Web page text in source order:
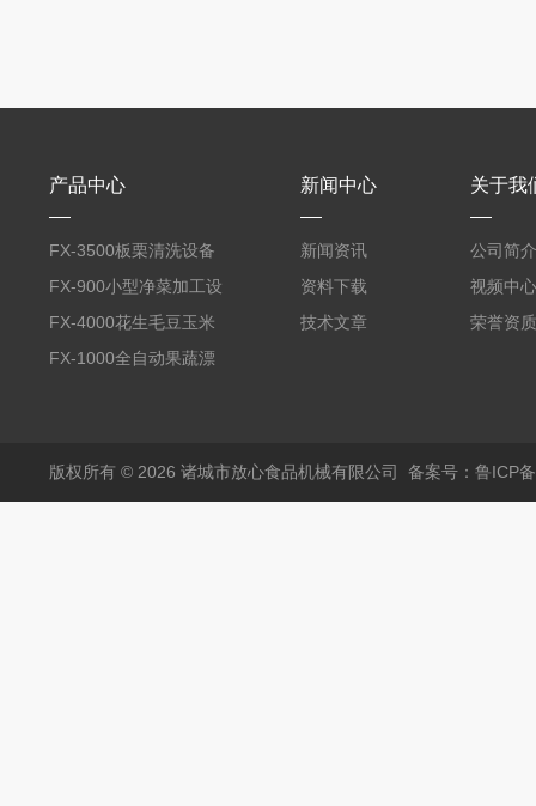
产品中心
FX-3500板栗清洗设备
全自动气泡清洗机
FX-900小型净菜加工设
备野菜清洗机
FX-4000花生毛豆玉米
蒸煮漂烫机
FX-1000全自动果蔬漂
新闻中心
新闻资讯
资料下载
技术文章
关于我
公司简介
视频中心
荣誉资质
版权所有 © 2026 诸城市放心食品机械有限公司 备案号：鲁ICP